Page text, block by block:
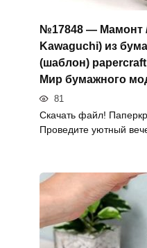
№17848 — Мамонт
Kawaguchi) из
(шаблон) papercraft
Мир бумажного
81
Скачать файл!
Проведите уютный